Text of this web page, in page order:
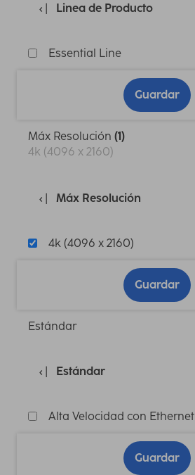
Linea de Producto
Essential Line
Guardar
Máx Resolución (1)
4k (4096 x 2160)
Máx Resolución
4k (4096 x 2160)
Guardar
Estándar
Estándar
Alta Velocidad con Ethernet
Guardar